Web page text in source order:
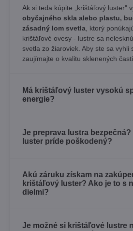
Ak si teda kúpite „krištáľový luster"
obyčajného skla alebo plastu,
zásadný lom svetla , ktorý
krištáľové ovesy - lustre sa
svetla zo žiaroviek. Aby ste sa vyhli
zaujímajte o kvalitu sklenených častí.
Má krištáľový luster vysokú
energie?
Je preprava lustra bezpečná?
luster príde poškodený?
Akú záruku získam na
krištáľový luster? Ako je to s
dielmi?
Je možné si krištáľové lustre